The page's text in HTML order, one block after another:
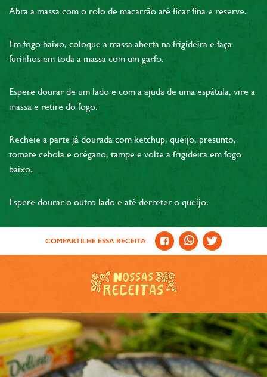
Abra a massa com o rolo de macarrão até ficar fina e reserve.
Em fogo baixo, coloque a massa aberta na frigideira e faça
furinhos em toda a massa com um garfo.
Espere dourar de um lado e com a ajuda de uma espátula, vire a
massa e retire do fogo.
Recheie a parte já dourada com ketchup, queijo, presunto,
tomate cebola e orégano, tampe e volte a frigideira em fogo
baixo.
Espere dourar o outro lado e até derreter o queijo.
COMPARTILHE ESSA RECEITA